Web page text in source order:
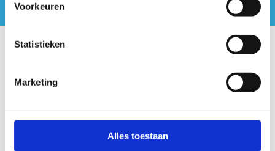
Voorkeuren
Statistieken
Marketing
Alles toestaan
Sport Vlaanderen Hoofdzetel
Simon Bolivarlaan 17
Over ons